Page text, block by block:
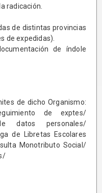
radicación.
de distintas provincias
de expedidas).
de índole
de dicho Organismo:
de exptes/
datos personales/
de Libretas Escolares
Monotributo Social/